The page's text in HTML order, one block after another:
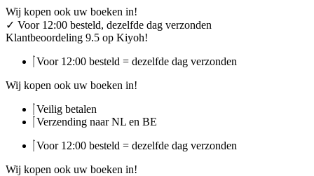
Ga
naar
de
Wij kopen ook uw boeken in!
✓ Voor 12:00 besteld, dezelfde dag verzonden
Klantbeoordeling 9.5 op Kiyoh!
Voor 12:00 besteld = dezelfde dag verzonden
Wij kopen ook uw boeken in!
Veilig betalen
Verzending naar NL en BE
Voor 12:00 besteld = dezelfde dag verzonden
Wij kopen ook uw boeken in!